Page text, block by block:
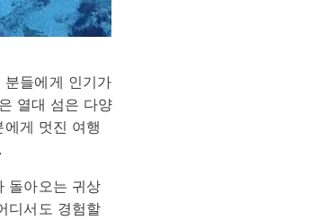
들에게 인기가
열대 섬은 다양
게 멋진 여행
돌아오는 귀상
디서도 경험할